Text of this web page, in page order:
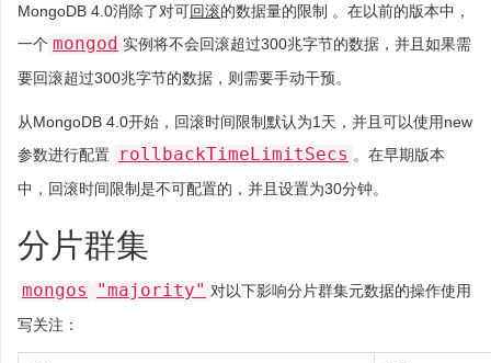
MongoDB 4.0消除了对可回滚的数据量的限制 。在以前的版本中，
一个 mongod 实例将不会回滚超过300兆字节的数据，并且如果需
要回滚超过300兆字节的数据，则需要手动干预。
从MongoDB 4.0开始，回滚时间限制默认为1天，并且可以使用new
参数进行配置
rollbackTimeLimitSecs 。在早期版本
中，回滚时间限制是不可配置的，并且设置为30分钟。
分片群集
mongos "majority" 对以下影响分片群集元数据的操作使用
写关注：